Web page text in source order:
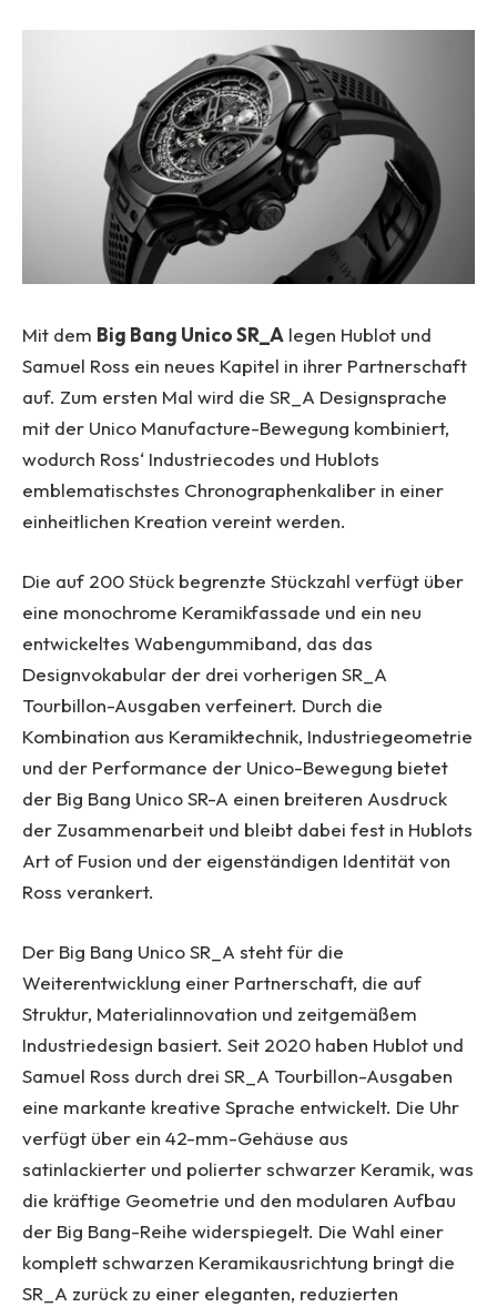
Mit dem Big Bang Unico SR_A legen Hublot und
Samuel Ross ein neues Kapitel in ihrer Partnerschaft
auf. Zum ersten Mal wird die SR_A Designsprache
mit der Unico Manufacture-Bewegung kombiniert,
wodurch Ross‘ Industriecodes und Hublots
emblematischstes Chronographenkaliber in einer
einheitlichen Kreation vereint werden.
Die auf 200 Stück begrenzte Stückzahl verfügt über
eine monochrome Keramikfassade und ein neu
entwickeltes Wabengummiband, das das
Designvokabular der drei vorherigen SR_A
Tourbillon-Ausgaben verfeinert. Durch die
Kombination aus Keramiktechnik, Industriegeometrie
und der Performance der Unico-Bewegung bietet
der Big Bang Unico SR-A einen breiteren Ausdruck
der Zusammenarbeit und bleibt dabei fest in Hublots
Art of Fusion und der eigenständigen Identität von
Ross verankert.
Der Big Bang Unico SR_A steht für die
Weiterentwicklung einer Partnerschaft, die auf
Struktur, Materialinnovation und zeitgemäßem
Industriedesign basiert. Seit 2020 haben Hublot und
Samuel Ross durch drei SR_A Tourbillon-Ausgaben
eine markante kreative Sprache entwickelt. Die Uhr
verfügt über ein 42-mm-Gehäuse aus
satinlackierter und polierter schwarzer Keramik, was
die kräftige Geometrie und den modularen Aufbau
der Big Bang-Reihe widerspiegelt. Die Wahl einer
komplett schwarzen Keramikausrichtung bringt die
SR_A zurück zu einer eleganten, reduzierten